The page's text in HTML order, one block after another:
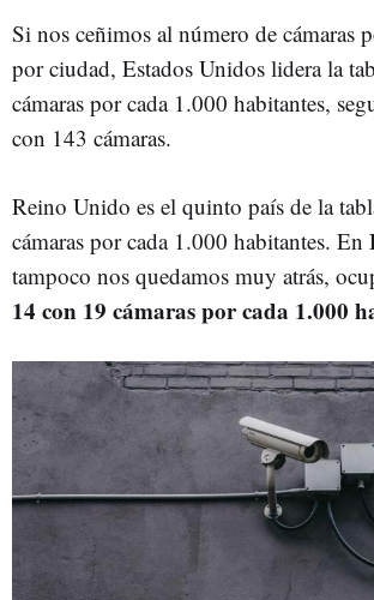
Si nos ceñimos al número de cámaras
por ciudad, Estados Unidos lidera la
cámaras por cada 1.000 habitantes,
con 143 cámaras.
Reino Unido es el quinto país de la
cámaras por cada 1.000 habitantes. En
tampoco nos quedamos muy atrás,
14 con 19 cámaras por cada 1.000